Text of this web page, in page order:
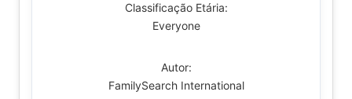
Classificação Etária:
Everyone
Autor:
FamilySearch International